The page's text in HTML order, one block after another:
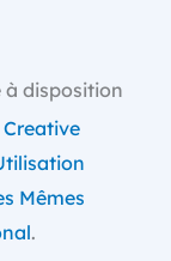
disposition
Mêmes
.